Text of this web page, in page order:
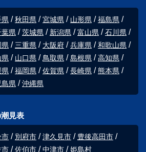
県 秋田県 宮城県 山形県
福島県
葉県 茨城県 新潟県 富山県
石川県
県 三重県 大阪府 兵庫県
和歌山県
県 山口県 鳥取県 島根県
高知県
県 福岡県 佐賀県 長崎県
熊本県
島県 沖縄県
見表
市 別府市 津久見市
豊後高田市
市 佐伯市 中津市 姫島村